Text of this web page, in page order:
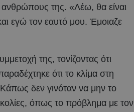
ανθρώπους της. «Λέω, θα είναι
εγώ τον εαυτό μου. Έμοιαζε
της, τονίζοντας ότι
ότι το κλίμα στη
δεν γινόταν να μην το
όπως το πρόβλημα με τον